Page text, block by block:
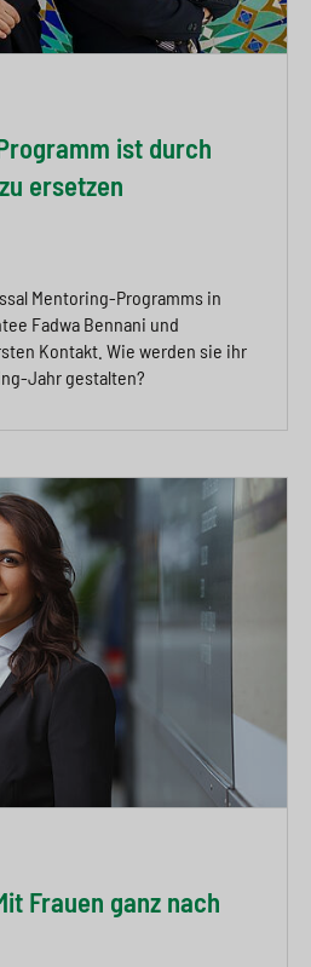
ist durch
ersetzen
Mentoring-Programms in
Fadwa Bennani und
Kontakt. Wie werden sie ihr
Jahr gestalten?
Frauen ganz nach